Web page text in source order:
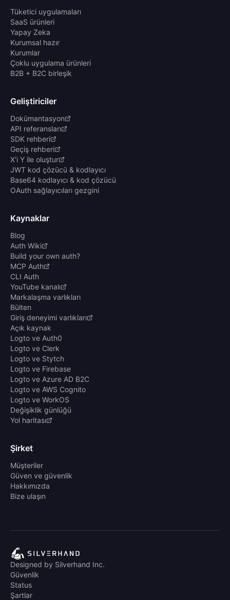
Tüketici uygulamaları
SaaS ürünleri
Yapay Zeka
Kurumsal hazır
Kurumlar
Çoklu uygulama ürünleri
B2B + B2C birleşik
Geliştiriciler
Dokümantasyon
API referansları
SDK rehberi
Geçiş rehberi
X'i Y ile oluştur
JWT kod çözücü & kodlayıcı
Base64 kodlayıcı & kod çözücü
OAuth sağlayıcıları gezgini
Kaynaklar
Blog
Auth Wiki
Build your own auth?
MCP Auth
CLI Auth
YouTube kanalı
Markalaşma varlıkları
Bülten
Giriş deneyimi varlıkları
Açık kaynak
Logto ve Auth0
Logto ve Clerk
Logto ve Stytch
Logto ve Firebase
Logto ve Azure AD B2C
Logto ve AWS Cognito
Logto ve WorkOS
Değişiklik günlüğü
Yol haritası
Şirket
Müşteriler
Güven ve güvenlik
Hakkımızda
Bize ulaşın
Designed by Silverhand Inc.
Güvenlik
Status
Şartlar